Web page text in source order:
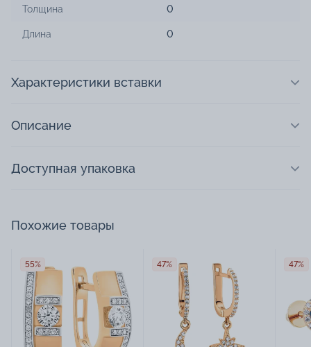
Толщина 0
Длина 0
Характеристики вставки
Описание
Доступная упаковка
Похожие товары
55% 47% 47%